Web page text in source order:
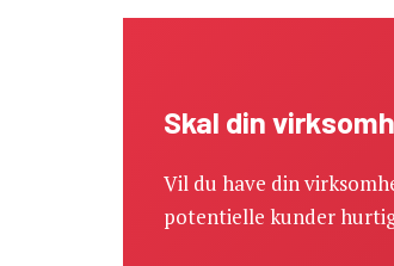
Skal din
Vil du have din
potentielle kunder